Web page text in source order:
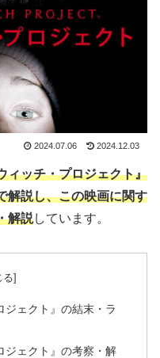
2024.07.06 2024.12.03
ィッチ・プロジェクト』
解説し、この映画に関す
解説しています。
ジェクト』の結末・ラ
ジェクト』の考察・解